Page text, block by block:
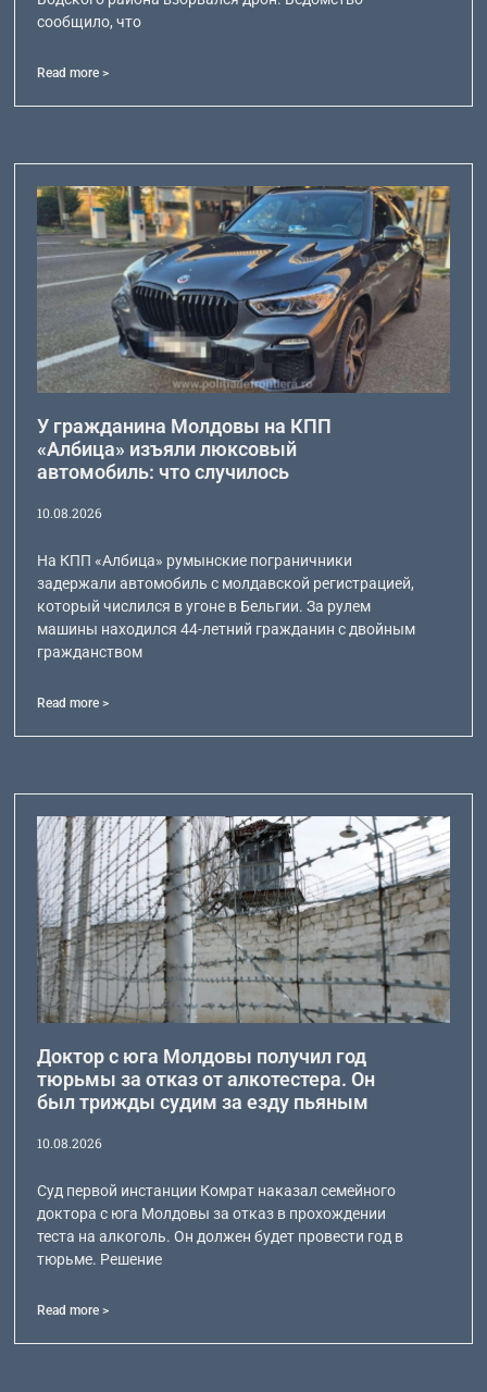
сообщило, что
Read more >
У гражданина Молдовы на КПП
«Албица» изъяли люксовый
автомобиль: что случилось
10.08.2026
На КПП «Албица» румынские пограничники
задержали автомобиль с молдавской регистрацией,
который числился в угоне в Бельгии. За рулем
машины находился 44-летний гражданин с двойным
гражданством
Read more >
Доктор с юга Молдовы получил год
тюрьмы за отказ от алкотестера. Он
был трижды судим за езду пьяным
10.08.2026
Суд первой инстанции Комрат наказал семейного
доктора с юга Молдовы за отказ в прохождении
теста на алкоголь. Он должен будет провести год в
тюрьме. Решение
Read more >